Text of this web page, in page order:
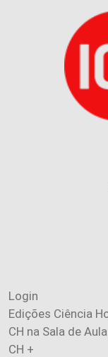
Login
Edições Ciência
CH na Sala de Aula
CH +